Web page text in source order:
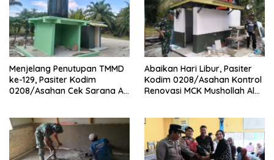
Menjelang Penutupan TMMD
ke-129, Pasiter Kodim
0208/Asahan Cek Sarana Air
Abaikan Hari Libur, Pasiter
Kodim 0208/Asahan Kontrol
Renovasi MCK Mushollah Al